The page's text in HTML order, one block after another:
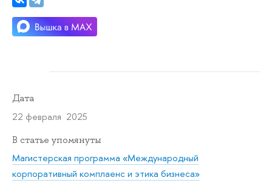
Дата
22 февраля 2025
В статье упомянуты
Магистерская программа «Международный
корпоративный комплаенс и этика бизнеса»